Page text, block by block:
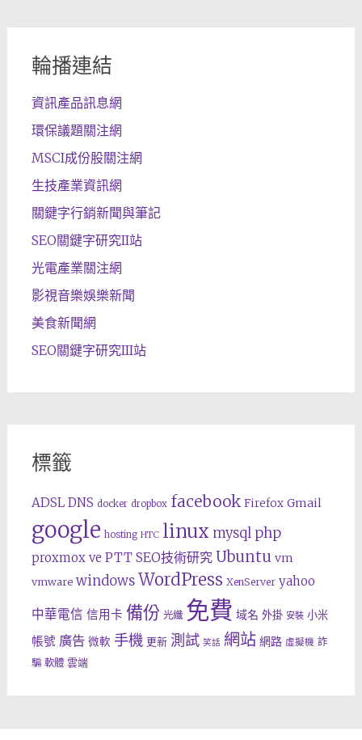
輪播連結
資訊產品訊息網
環保議題關注網
MSCI成份股關注網
生技產業資訊網
關鍵字行銷新聞與筆記
SEO關鍵字研究II站
光電產業關注網
影視音樂娛樂新聞
美食新聞網
SEO關鍵字研究III站
標籤
ADSL DNS docker dropbox facebook Firefox Gmail
google hosting HTC linux mysql php
proxmox ve PTT SEO技術研究 Ubuntu vm
vmware windows WordPress XenServer yahoo
中華電信 信用卡 備份 光纖 免費 域名 外掛 安裝 小米
帳號 廣告 微軟 手機 更新 測試 笑話 網站 網路 虛擬機 詐
騙 軟體 雲端